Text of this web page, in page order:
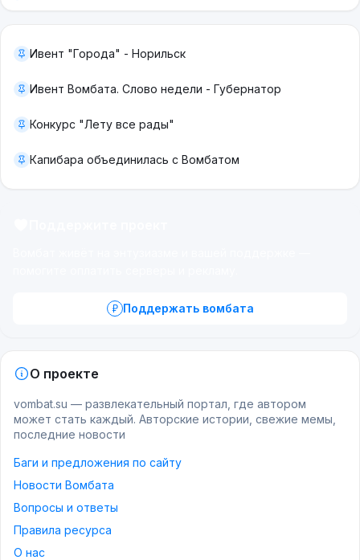
Ивент "Города" - Норильск
Ивент Вомбата. Слово недели - Губернатор
Конкурс "Лету все рады"
Капибара объединилась с Вомбатом
Поддержать вомбата
О проекте
vombat.su — развлекательный портал, где автором
может стать каждый. Авторские истории, свежие мемы,
последние новости
Баги и предложения по сайту
Новости Вомбата
Вопросы и ответы
Правила ресурса
О нас